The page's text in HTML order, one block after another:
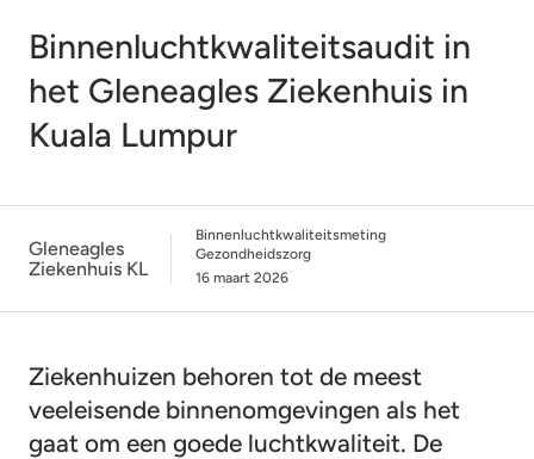
Binnenluchtkwaliteitsaudit in
het Gleneagles Ziekenhuis in
Kuala Lumpur
Gleneagles
Ziekenhuis KL
Binnenluchtkwaliteitsmeting
Gezondheidszorg
16 maart 2026
Ziekenhuizen behoren tot de meest
veeleisende binnenomgevingen als het
gaat om een goede luchtkwaliteit. De